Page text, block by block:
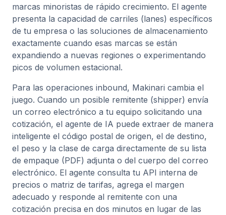
marcas minoristas de rápido crecimiento. El agente
presenta la capacidad de carriles (lanes) específicos
de tu empresa o las soluciones de almacenamiento
exactamente cuando esas marcas se están
expandiendo a nuevas regiones o experimentando
picos de volumen estacional.
Para las operaciones inbound, Makinari cambia el
juego. Cuando un posible remitente (shipper) envía
un correo electrónico a tu equipo solicitando una
cotización, el agente de IA puede extraer de manera
inteligente el código postal de origen, el de destino,
el peso y la clase de carga directamente de su lista
de empaque (PDF) adjunta o del cuerpo del correo
electrónico. El agente consulta tu API interna de
precios o matriz de tarifas, agrega el margen
adecuado y responde al remitente con una
cotización precisa en dos minutos en lugar de las